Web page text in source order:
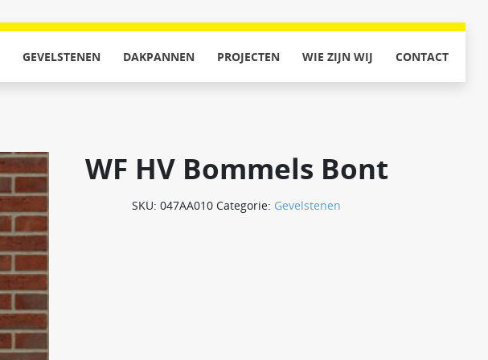
GEVELSTENEN DAKPANNEN PROJECTEN WIE ZIJN WIJ CONTACT
WF HV Bommels Bont
SKU:047AA010 Categorie: Gevelstenen